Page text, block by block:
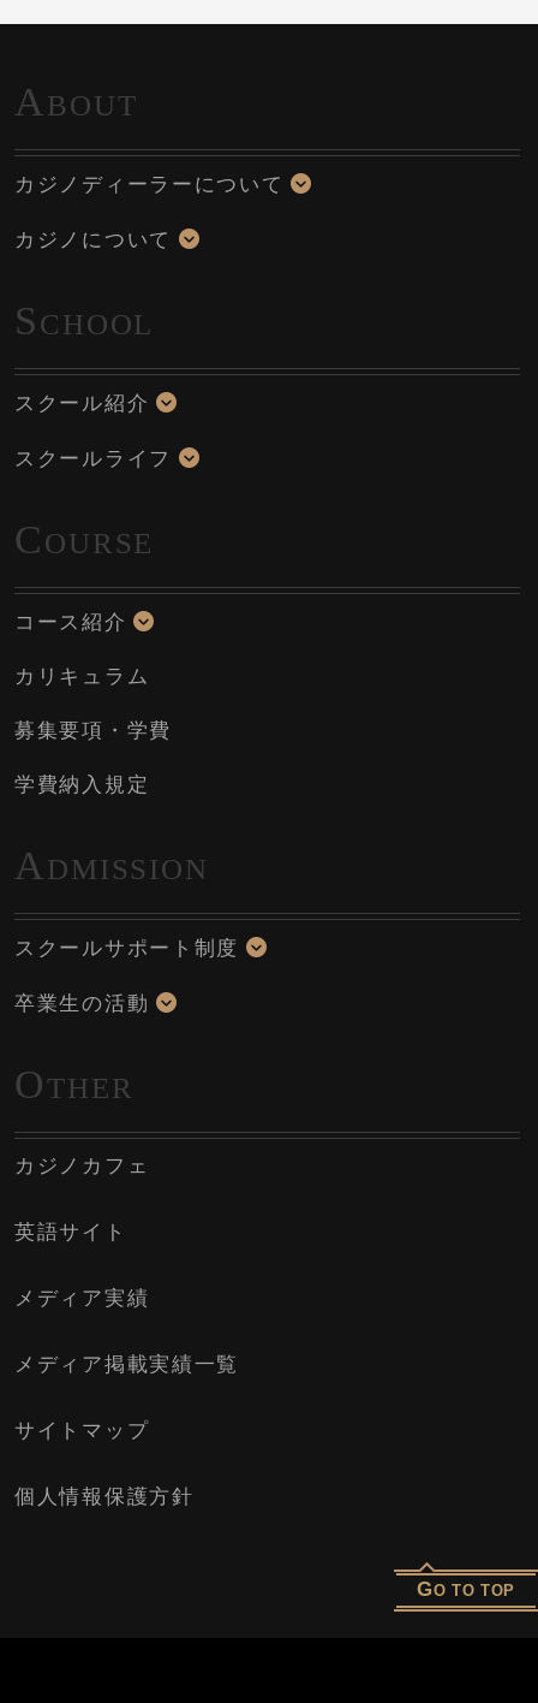
ABOUT
カジノディーラーについて
カジノについて
SCHOOL
スクール紹介
スクールライフ
COURSE
コース紹介
カリキュラム
募集要項・学費
学費納入規定
ADMISSION
スクールサポート制度
卒業生の活動
OTHER
カジノカフェ
英語サイト
メディア実績
メディア掲載実績一覧
サイトマップ
個人情報保護方針
GO TO TOP